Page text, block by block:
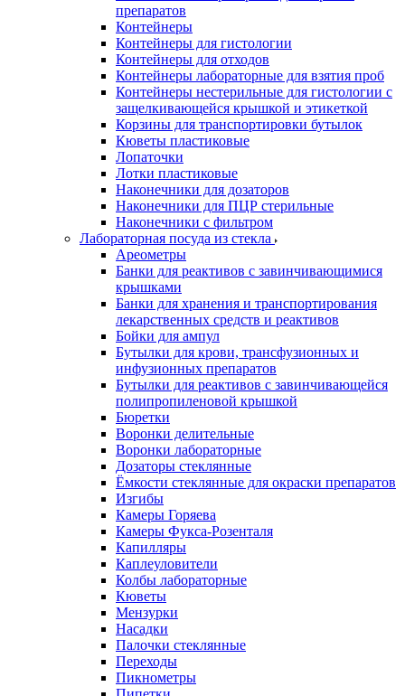
препаратов
Контейнеры
Контейнеры для гистологии
Контейнеры для отходов
Контейнеры лабораторные для взятия проб
Контейнеры нестерильные для гистологии с
защелкивающейся крышкой и этикеткой
Корзины для транспортировки бутылок
Кюветы пластиковые
Лопаточки
Лотки пластиковые
Наконечники для дозаторов
Наконечники для ПЦР стерильные
Наконечники с фильтром
Лабораторная посуда из стекла
Ареометры
Банки для реактивов с завинчивающимися
крышками
Банки для хранения и транспортирования
лекарственных средств и реактивов
Бойки для ампул
Бутылки для крови, трансфузионных и
инфузионных препаратов
Бутылки для реактивов с завинчивающейся
полипропиленовой крышкой
Бюретки
Воронки делительные
Воронки лабораторные
Дозаторы стеклянные
Ёмкости стеклянные для окраски препаратов
Изгибы
Камеры Горяева
Камеры Фукса-Розенталя
Капилляры
Каплеуловители
Колбы лабораторные
Кюветы
Мензурки
Насадки
Палочки стеклянные
Переходы
Пикнометры